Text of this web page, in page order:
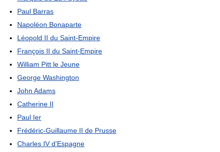
Paul Barras
Napoléon Bonaparte
Léopold II du Saint-Empire
François II du Saint-Empire
William Pitt le Jeune
George Washington
John Adams
Catherine II
Paul Ier
Frédéric-Guillaume II de Prusse
Charles IV d'Espagne